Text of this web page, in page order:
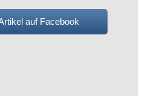
auf Facebook